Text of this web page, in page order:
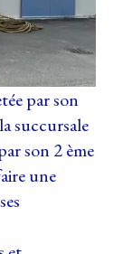
par son
succursale
son 2 ème
une